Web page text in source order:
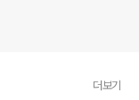
더보기